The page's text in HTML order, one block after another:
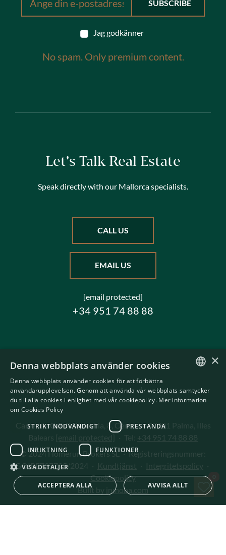
Jag godkänner
No spam. Only premium content.
Let's Talk Real Estate
Speak directly with our Mallorca specialists.
CALL US
EMAIL US
[email protected]
+34 951 74 88 88
Carrer de Can Puigdorfila, 8, Centre · 07001 Palma, Illes
Balears [email protected] · Tel: +34 951 74 88 88
© 2024 Homerun Brokers SL · Registreringsnummer:
GOIBE727795/2024 · Kundtjänst · Integritetspolicy ·
Cookiepolicy
Built by inmoba.com
ENGLISH
SWEDISH
×
Denna webbplats använder cookies
Denna webbplats använder cookies för att förbättra
användarupplevelsen. Genom att använda vår webbplats samtycker
du till alla cookies i enlighet med vår cookiepolicy. Mer information
om Cookies Policy
STRIKT NÖDVÄNDIGT
PRESTANDA
INRIKTNING FUNKTIONER
VISA DETALJER
ACCEPTERA ALLA AVVISA ALLT